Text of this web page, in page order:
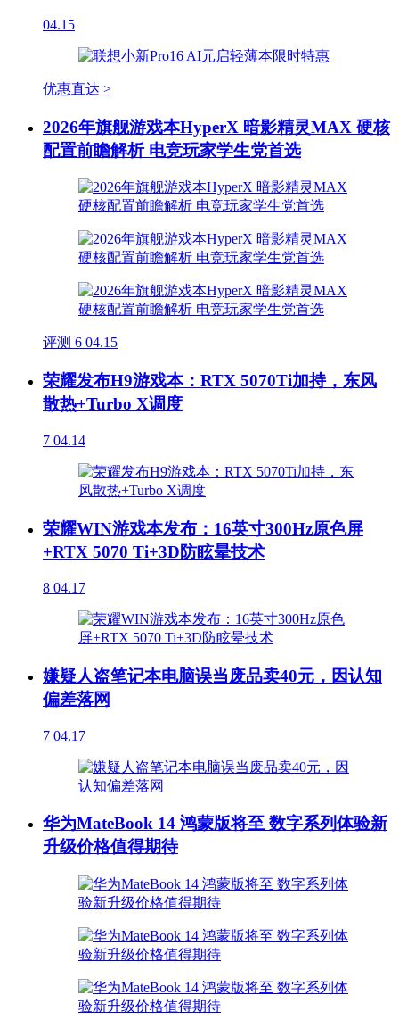
04.15
优惠直达 >
2026年旗舰游戏本HyperX 暗影精灵MAX 硬核
配置前瞻解析 电竞玩家学生党首选
评测 6 04.15
荣耀发布H9游戏本：RTX 5070Ti加持，东风
散热+Turbo X调度
7 04.14
荣耀WIN游戏本发布：16英寸300Hz原色屏
+RTX 5070 Ti+3D防眩晕技术
8 04.17
嫌疑人盗笔记本电脑误当废品卖40元，因认知
偏差落网
7 04.17
华为MateBook 14 鸿蒙版将至 数字系列体验新
升级价格值得期待